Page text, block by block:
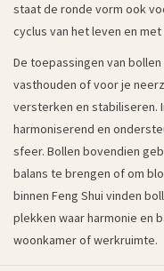
staat de ronde vorm ook
cyclus van het leven en
De toepassingen van
vasthouden of voor je
versterken en stabiliseren.
harmoniserend en
sfeer. Bollen bovendien
balans te brengen of om
binnen Feng Shui vinden
plekken waar harmonie en
woonkamer of werkruimte.